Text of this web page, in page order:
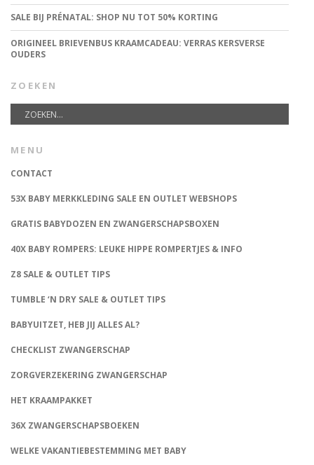
SALE BIJ PRÉNATAL: SHOP NU TOT 50% KORTING
ORIGINEEL BRIEVENBUS KRAAMCADEAU: VERRAS KERSVERSE
OUDERS
ZOEKEN
MENU
CONTACT
53X BABY MERKKLEDING SALE EN OUTLET WEBSHOPS
GRATIS BABYDOZEN EN ZWANGERSCHAPSBOXEN
40X BABY ROMPERS: LEUKE HIPPE ROMPERTJES & INFO
Z8 SALE & OUTLET TIPS
TUMBLE ‘N DRY SALE & OUTLET TIPS
BABYUITZET, HEB JIJ ALLES AL?
CHECKLIST ZWANGERSCHAP
ZORGVERZEKERING ZWANGERSCHAP
HET KRAAMPAKKET
36X ZWANGERSCHAPSBOEKEN
WELKE VAKANTIEBESTEMMING MET BABY